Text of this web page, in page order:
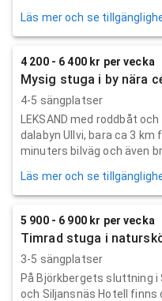
Läs mer och se
4 200 - 6 400 kr per vecka
Mysig stuga i by nära
4-5 sängplatser
LEKSAND med roddbåt
dalabyn Ullvi, bara ca 3
minuters bilväg och även
Läs mer och se
5 900 - 6 900 kr per vecka
Timrad stuga i
3-5 sängplatser
På Björkbergets sluttning i
och Siljansnäs Hotell finns